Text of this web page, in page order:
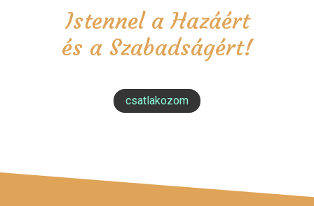
Istennel a Hazáért
és a Szabadságért!
csatlakozom